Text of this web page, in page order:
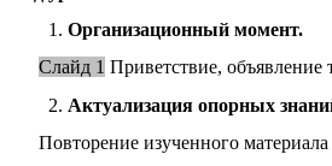
Организационный момент.
Слайд 1 Приветствие, объявление
Актуализация опорных
Повторение изученного